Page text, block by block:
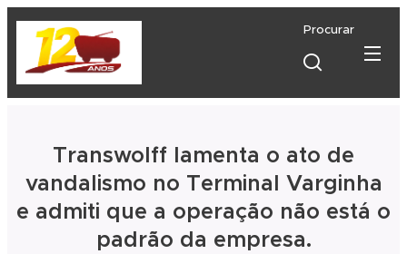
Procurar
Transwolff lamenta o ato de
vandalismo no Terminal Varginha
e admiti que a operação não está o
padrão da empresa.